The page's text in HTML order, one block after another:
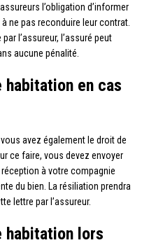
l’obligation d’informer
ne pas reconduire leur contrat.
l’assureur, l’assuré peut
aucune pénalité.
habitation en cas
avez également le droit de
ce faire, vous devez envoyer
à votre compagnie
du bien. La résiliation prendra
lettre par l’assureur.
habitation lors